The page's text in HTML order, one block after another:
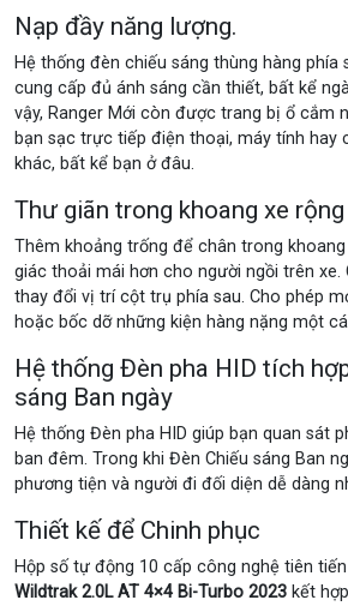
Nạp đầy năng lượng.
Hệ thống đèn chiếu sáng thùng hàng phía
cung cấp đủ ánh sáng cần thiết, bất kể
vậy, Ranger Mới còn được trang bị ổ cắm
bạn sạc trực tiếp điện thoại, máy tính hay
khác, bất kể bạn ở đâu.
Thư giãn trong khoang xe
Thêm khoảng trống để chân trong
giác thoải mái hơn cho người ngồi trên xe.
thay đổi vị trí cột trụ phía sau. Cho phép
hoặc bốc dỡ những kiện hàng nặng một
Hệ thống Đèn pha HID tích
sáng Ban ngày
Hệ thống Đèn pha HID giúp bạn quan sát
ban đêm. Trong khi Đèn Chiếu sáng Ban
phương tiện và người đi đối diện dễ dàng
Thiết kế để Chinh phục
Hộp số tự động 10 cấp công nghệ tiên
Wildtrak 2.0L AT 4×4 Bi-Turbo 2023 kết